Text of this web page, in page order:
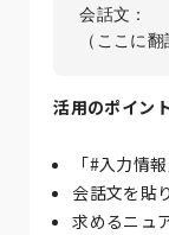
会話文：
（ここに
活用のポイン
「#入力情
会話文を貼
求めるニュ